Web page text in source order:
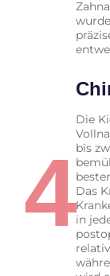
4
Die
bis
Das
in